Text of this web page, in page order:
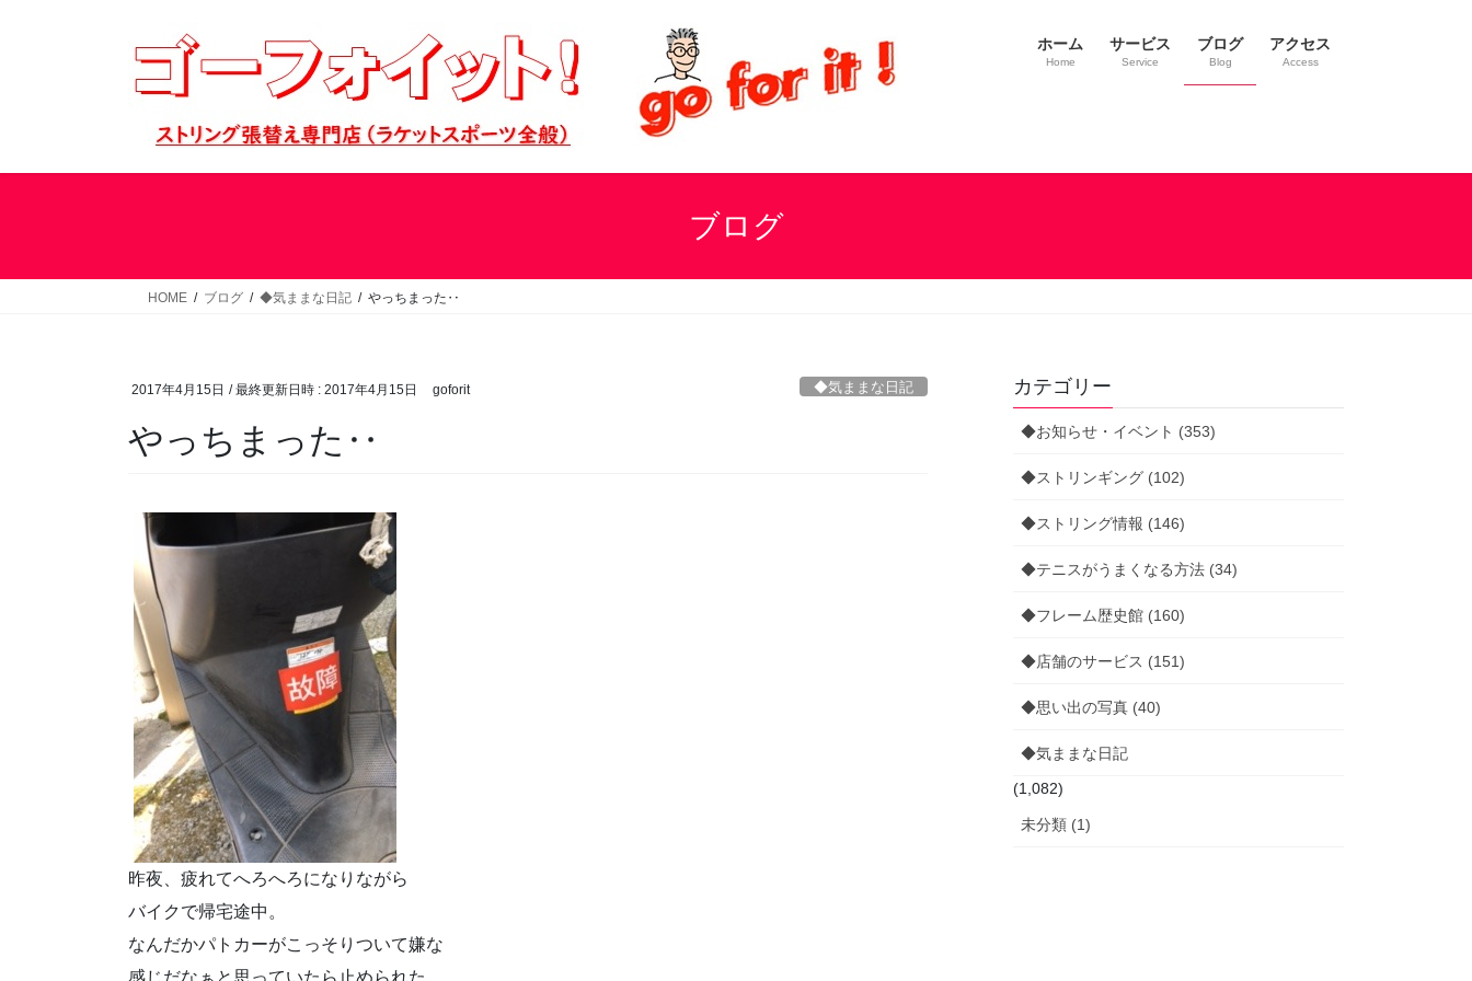
ス
ン
ホーム
Home
サービス
Service
ブログ
Blog
アクセス
Access
ブログ
HOME ブログ ◆気ままな日記 やっちまった‥
2017年4月15日 / 最終更新日時 : 2017年4月15日 goforit ◆気ままな日記
やっちまった‥
昨夜、疲れてへろへろになりながら
バイクで帰宅途中。
なんだかパトカーがこっそりついて嫌な
カテゴリー
◆お知らせ・イベント (353)
◆ストリンギング (102)
◆ストリング情報 (146)
◆テニスがうまくなる方法 (34)
◆フレーム歴史館 (160)
◆店舗のサービス (151)
◆思い出の写真 (40)
◆気ままな日記
(1,082)
未分類 (1)